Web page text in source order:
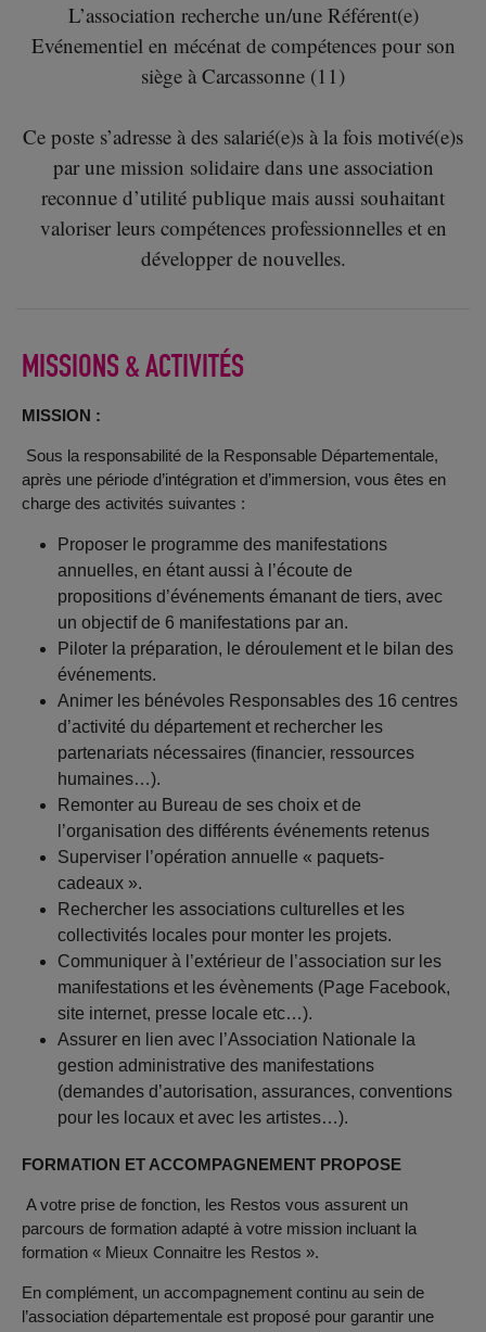
L’association recherche un/une Référent(e)
Evénementiel en mécénat de compétences pour son
siège à Carcassonne (11)
Ce poste s’adresse à des salarié(e)s à la fois motivé(e)s
par une mission solidaire dans une association
reconnue d’utilité publique mais aussi souhaitant
valoriser leurs compétences professionnelles et en
développer de nouvelles.
MISSIONS & ACTIVITÉS
MISSION :
Sous la responsabilité de la Responsable Départementale,
après une période d’intégration et d’immersion, vous êtes en
charge des activités suivantes :
Proposer le programme des manifestations
annuelles, en étant aussi à l’écoute de
propositions d’événements émanant de tiers, avec
un objectif de 6 manifestations par an.
Piloter la préparation, le déroulement et le bilan des
événements.
Animer les bénévoles Responsables des 16 centres
d’activité du département et rechercher les
partenariats nécessaires (financier, ressources
humaines…).
Remonter au Bureau de ses choix et de
l’organisation des différents événements retenus
Superviser l’opération annuelle « paquets-
cadeaux ».
Rechercher les associations culturelles et les
collectivités locales pour monter les projets.
Communiquer à l’extérieur de l’association sur les
manifestations et les évènements (Page Facebook,
site internet, presse locale etc…).
Assurer en lien avec l’Association Nationale la
gestion administrative des manifestations
(demandes d’autorisation, assurances, conventions
pour les locaux et avec les artistes…).
FORMATION ET ACCOMPAGNEMENT PROPOSE
A votre prise de fonction, les Restos vous assurent un
parcours de formation adapté à votre mission incluant la
formation « Mieux Connaitre les Restos ».
En complément, un accompagnement continu au sein de
l’association départementale est proposé pour garantir une